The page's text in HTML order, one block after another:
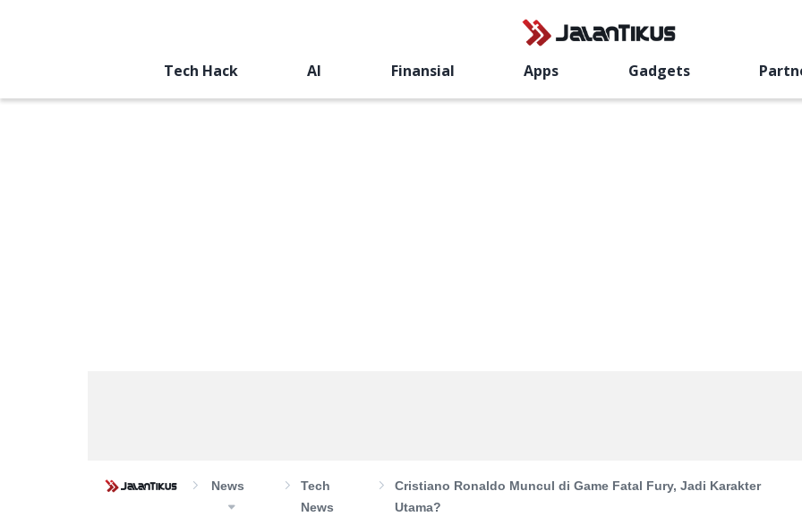
Tech Hack AI Finansial Apps Gadgets
News
Tech
News
Cristiano Ronaldo Muncul di Game Fatal Fury, Jadi Karakter
Utama?